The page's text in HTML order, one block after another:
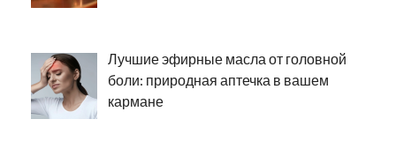
Лучшие эфирные масла от головной
боли: природная аптечка в вашем
кармане